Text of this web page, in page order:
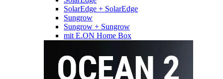
SolarEdge + SolarEdge
Sungrow
Sungrow + Sungrow
mit E.ON Home Box